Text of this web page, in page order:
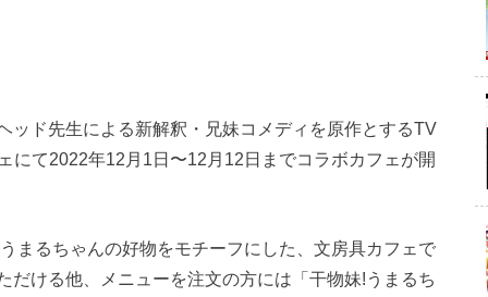
ッド先生による新解釈・兄妹コメディを原作とするTV
にて2022年12月1日〜12月12日までコラボカフェが開
まるちゃんの好物をモチーフにした、文房具カフェで
ける他、メニューを注文の方には「干物妹!うまるち